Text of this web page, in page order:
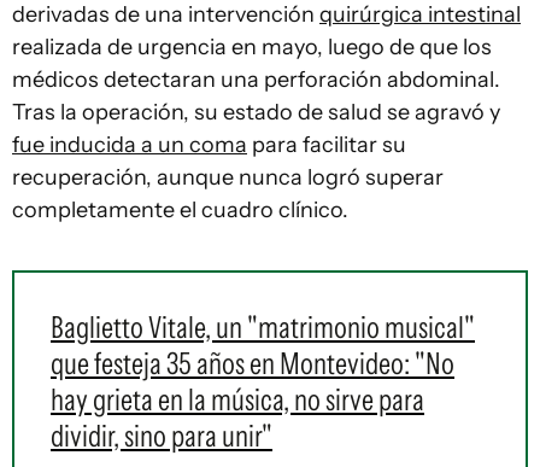
derivadas de una intervención quirúrgica intestinal
realizada de urgencia en mayo, luego de que los
médicos detectaran una perforación abdominal.
Tras la operación, su estado de salud se agravó y
fue inducida a un coma para facilitar su
recuperación, aunque nunca logró superar
completamente el cuadro clínico.
Baglietto Vitale, un "matrimonio musical"
que festeja 35 años en Montevideo: "No
hay grieta en la música, no sirve para
dividir, sino para unir"